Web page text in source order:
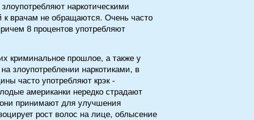
наркотическими
врачам не обращаются. Очень часто
8 процентов употребляют
криминальное прошлое, а также у
злоупотреблении наркотиками, в
часто употребляют крэк -
американки нередко страдают
принимают для улучшения
рост волос на лице, облысение